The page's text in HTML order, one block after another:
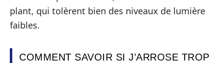
plant, qui tolèrent bien des niveaux de lumière
faibles.
COMMENT SAVOIR SI J’ARROSE TROP